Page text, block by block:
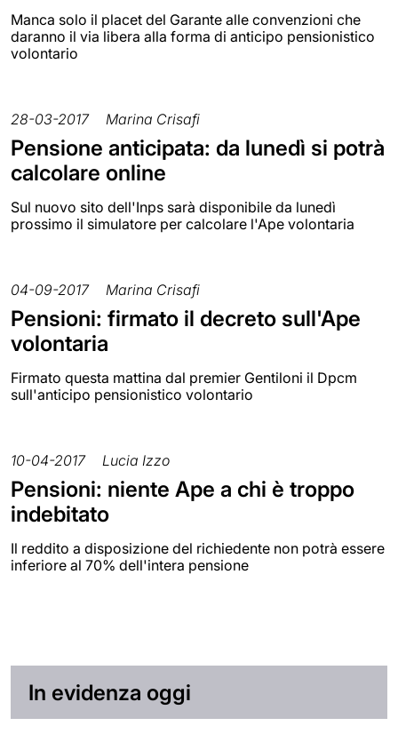
Manca solo il placet del Garante alle convenzioni che
daranno il via libera alla forma di anticipo pensionistico
volontario
28-03-2017 Marina Crisafi
Pensione anticipata: da lunedì si potrà
calcolare online
Sul nuovo sito dell'Inps sarà disponibile da lunedì
prossimo il simulatore per calcolare l'Ape volontaria
04-09-2017 Marina Crisafi
Pensioni: firmato il decreto sull'Ape
volontaria
Firmato questa mattina dal premier Gentiloni il Dpcm
sull'anticipo pensionistico volontario
10-04-2017 Lucia Izzo
Pensioni: niente Ape a chi è troppo
indebitato
Il reddito a disposizione del richiedente non potrà essere
inferiore al 70% dell'intera pensione
In evidenza oggi